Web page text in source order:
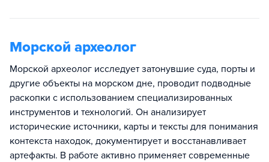
Морской археолог
Морской археолог исследует затонувшие суда, порты и
другие объекты на морском дне, проводит подводные
раскопки с использованием специализированных
инструментов и технологий. Он анализирует
исторические источники, карты и тексты для понимания
контекста находок, документирует и восстанавливает
артефакты. В работе активно применяет современные